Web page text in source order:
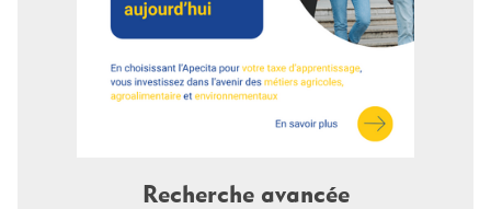
Recherche avancée